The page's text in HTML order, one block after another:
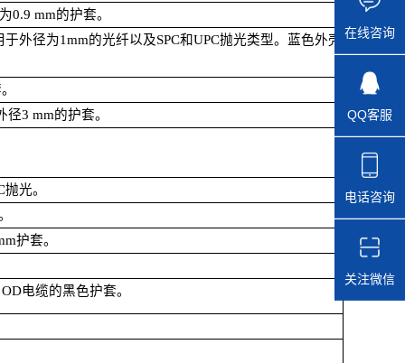
0.9 mm的护套。
于外径为1mm的光纤以及SPC和UPC抛光类型。蓝色外壳
径3 mm的护套。
抛光。
护套。
电缆的黑色护套。
在线咨询
QQ客服
电话咨询
关注微信